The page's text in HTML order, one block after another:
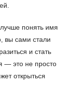
понять имя
вы сами стали
и стать
— это не просто
открыться